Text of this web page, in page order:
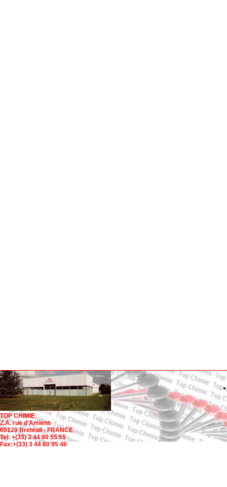
TOP CHIMIE
Z.A. rue d'Amiens
60120 Breteuil - FRANCE
Tel: +(33) 3 44 80 55 55
Fax:+(33) 3 44 80 95 46